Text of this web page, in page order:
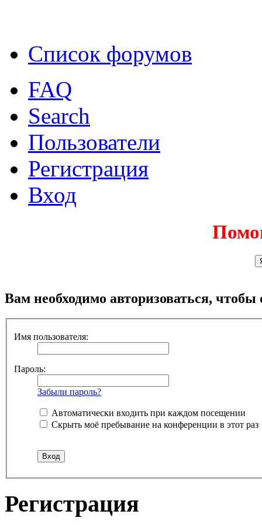
Список форумов
FAQ
Search
Пользователи
Регистрация
Вход
Вам необходимо авторизоваться,
Имя пользователя:
Пароль:
Забыли пароль?
Автоматически входить при каждом посещении
Скрыть моё пребывание на конференции в этот раз
Регистрация